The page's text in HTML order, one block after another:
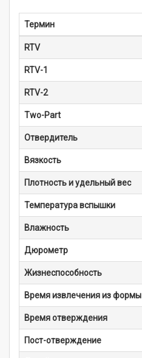
Термин
RTV
RTV-1
RTV-2
Two-Part
Отвердитель
Вязкость
Плотность и удельный вес
Температура вспышки
Влажность
Дюрометр
Жизнеспособность
Время извлечения из формы
Время отверждения
Пост-отверждение